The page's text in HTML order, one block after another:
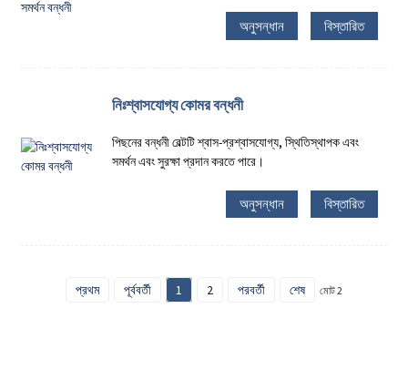
অনুসন্ধান বিস্তারিত
নিঃশ্বাসযোগ্য কোমর বন্ধনী
পিছনের বন্ধনী বেল্টটি শ্বাস-প্রশ্বাসযোগ্য, স্থিতিস্থাপক এবং
সমর্থন এবং সুরক্ষা প্রদান করতে পারে।
অনুসন্ধান বিস্তারিত
প্রথম পূর্ববর্তী 1 2 পরবর্তী শেষ মোট 2